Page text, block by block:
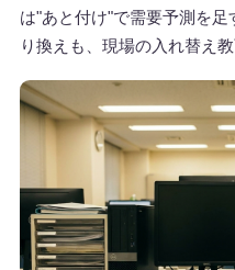
は"あと付け"で需要予測を
り換えも、現場の入れ替え